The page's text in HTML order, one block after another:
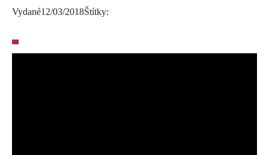
Vydané12/03/2018Štítky: